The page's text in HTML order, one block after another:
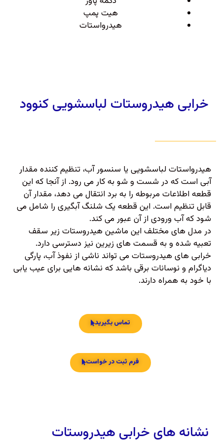
هیت پمپ
هیدرواستات
خرابی هیدروستات لباسشویی کنوود
هیدرواستات لباسشویی یا سنسور آب، تنظیم کننده مقدار
آبی است که در شست و شو به کار می رود. از آنجا که این
قطعه اطلاعات مربوطه را به برد انتقال می دهد، مقدار آن
قابل تنظیم است. این قطعه یک شلنگ آبگیری را شامل می
شود که آب ورودی از آن عبور می کند.
در مدل های مختلف این ماشین هیدروستات زیر سقف
تعبیه شده و به قسمت های زیرین نیز دسترسی دارد.
خرابی های هیدروستات می تواند ناشی از نفوذ آب، پارگی
دیاگرام و نوسانات برقی باشد که نشانه هایی برای عیب یابی
با خود به همراه دارند.
تماس بگیرید
فرم ثبت در خواست
نشانه های خرابی هیدروستات